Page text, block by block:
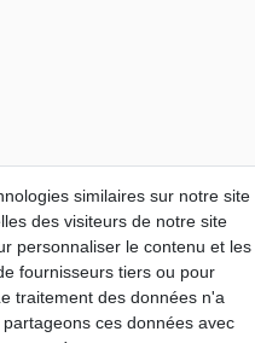
similaires sur notre site
des visiteurs de notre site
personnaliser le contenu et les
fournisseurs tiers ou pour
traitement des données n'a
ces données avec